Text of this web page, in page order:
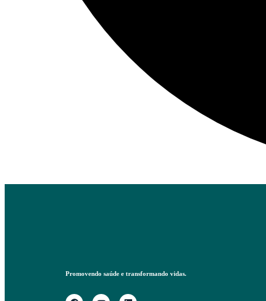
Promovendo saúde e transformando vidas.